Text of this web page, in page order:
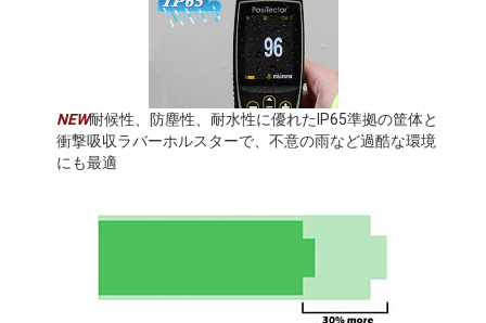
NEW耐候性、防塵性、耐水性に優れたIP65準拠の筐体と
衝撃吸収ラバーホルスターで、不意の雨など過酷な環境
にも最適